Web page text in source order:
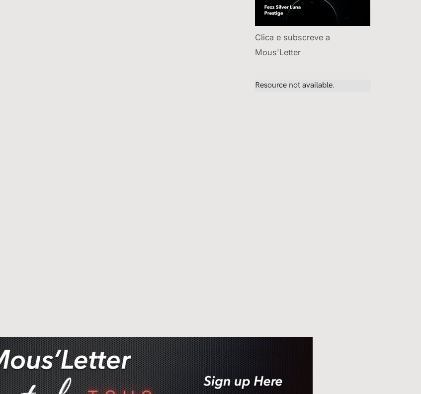
Clica e subscreve a
Mous'Letter